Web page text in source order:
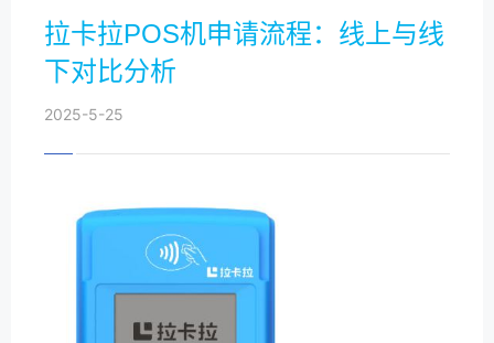
拉卡拉POS机申请流程：线上与线
下对比分析
2025-5-25